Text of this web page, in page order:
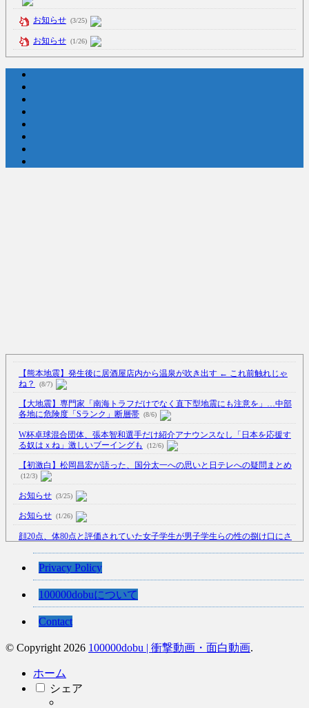
お知らせ (3/25)
お知らせ (1/26)
顔20点、体80点と評価されていた女子学生が男子学生らの性の捌け口
にされる
(7/13)
【熊本地震】発生後に居酒屋店内から温泉が吹き出す ← これ前触れじゃ
ね？
(8/7)
【大地震】専門家「南海トラフだけでなく直下型地震にも注意を」…中部
各地に危険度「Sランク」断層帯 (8/6)
W杯卓球混合団体、張本智和選手だけ紹介アナウンスなし「日本を応援す
る奴はｘね」激しいブーイングも
(12/6)
【初激白】松岡昌宏が語った、国分太一への思いと日テレへの疑問まとめ
(12/3)
お知らせ (3/25)
お知らせ (1/26)
顔20点、体80点と評価されていた女子学生が男子学生らの性の捌け口にさ
【中国】処理水の問題化狙うも不発？ASEAN関連会合で賛同広がらず
【韓国】54.1％「IAEA報告書を信用しない」
Powered by livedoor 相互RSS
Privacy Policy
100000dobuについて
Contact
© Copyright 2026 100000dobu | 衝撃動画・面白動画.
ホーム
シェア